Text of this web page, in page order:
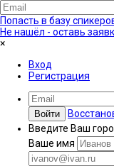
Попасть в базу
Не нашёл - оставь
×
Вход
Регистрация
Войти
Введите Ваш
Ваше имя